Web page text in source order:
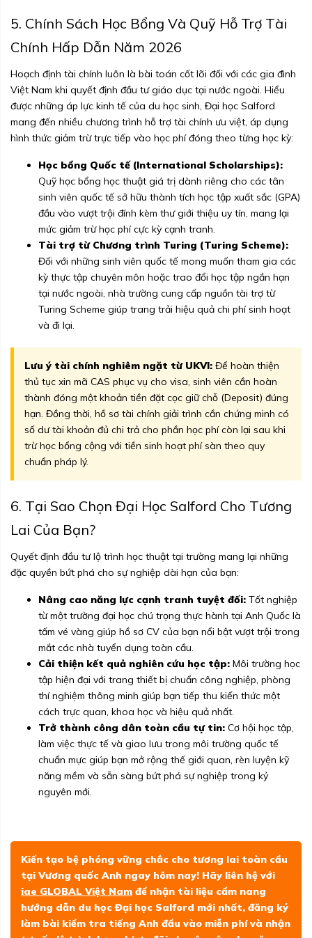
5. Chính Sách Học Bổng Và Quỹ Hỗ Trợ Tài
Chính Hấp Dẫn Năm 2026
Hoạch định tài chính luôn là bài toán cốt lõi đối với các gia đình
Việt Nam khi quyết định đầu tư giáo dục tại nước ngoài. Hiểu
được những áp lực kinh tế của du học sinh, Đại học Salford
mang đến nhiều chương trình hỗ trợ tài chính ưu việt, áp dụng
hình thức giảm trừ trực tiếp vào học phí đóng theo từng học kỳ:
Học bổng Quốc tế (International Scholarships):
Quỹ học bổng học thuật giá trị dành riêng cho các tân
sinh viên quốc tế sở hữu thành tích học tập xuất sắc (GPA)
đầu vào vượt trội đính kèm thư giới thiệu uy tín, mang lại
mức giảm trừ học phí cực kỳ cạnh tranh.
Tài trợ từ Chương trình Turing (Turing Scheme):
Đối với những sinh viên quốc tế mong muốn tham gia các
kỳ thực tập chuyên môn hoặc trao đổi học tập ngắn hạn
tại nước ngoài, nhà trường cung cấp nguồn tài trợ từ
Turing Scheme giúp trang trải hiệu quả chi phí sinh hoạt
và đi lại.
Lưu ý tài chính nghiêm ngặt từ UKVI: Để hoàn thiện
thủ tục xin mã CAS phục vụ cho visa, sinh viên cần hoàn
thành đóng một khoản tiền đặt cọc giữ chỗ (Deposit) đúng
hạn. Đồng thời, hồ sơ tài chính giải trình cần chứng minh có
số dư tài khoản đủ chi trả cho phần học phí còn lại sau khi
trừ học bổng cộng với tiền sinh hoạt phí sàn theo quy
chuẩn pháp lý.
6. Tại Sao Chọn Đại Học Salford Cho Tương
Lai Của Bạn?
Quyết định đầu tư lộ trình học thuật tại trường mang lại những
đặc quyền bứt phá cho sự nghiệp dài hạn của bạn:
Nâng cao năng lực cạnh tranh tuyệt đối: Tốt nghiệp
từ một trường đại học chú trọng thực hành tại Anh Quốc là
tấm vé vàng giúp hồ sơ CV của bạn nổi bật vượt trội trong
mắt các nhà tuyển dụng toàn cầu.
Cải thiện kết quả nghiên cứu học tập: Môi trường học
tập hiện đại với trang thiết bị chuẩn công nghiệp, phòng
thí nghiệm thông minh giúp bạn tiếp thu kiến thức một
cách trực quan, khoa học và hiệu quả nhất.
Trở thành công dân toàn cầu tự tin: Cơ hội học tập,
làm việc thực tế và giao lưu trong môi trường quốc tế
chuẩn mực giúp bạn mở rộng thế giới quan, rèn luyện kỹ
năng mềm và sẵn sàng bứt phá sự nghiệp trong kỷ
nguyên mới.
Kiến tạo bệ phóng vững chắc cho tương lai toàn cầu
tại Vương quốc Anh ngay hôm nay! Hãy liên hệ với
iae GLOBAL Việt Nam để nhận tài liệu cẩm nang
hướng dẫn du học Đại học Salford mới nhất, đăng ký
làm bài kiểm tra tiếng Anh đầu vào miễn phí và nhận